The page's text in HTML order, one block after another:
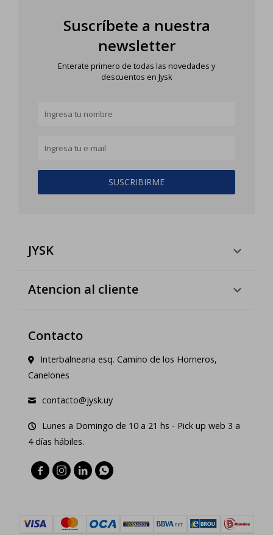
Suscríbete a nuestra
newsletter
Enterate primero de todas las novedades y
descuentos en Jysk
SUSCRIBIRME
JYSK
Atencion al cliente
Contacto
Interbalnearia esq. Camino de los Horneros,
Canelones
contacto@jysk.uy
Lunes a Domingo de 10 a 21 hs - Pick up web 3 a
4 días hábiles.
   